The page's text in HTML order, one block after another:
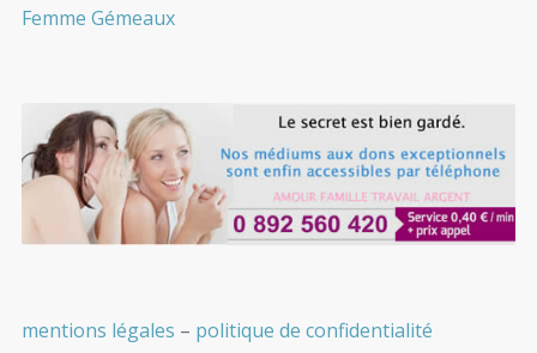
Femme Gémeaux
mentions légales – politique de confidentialité